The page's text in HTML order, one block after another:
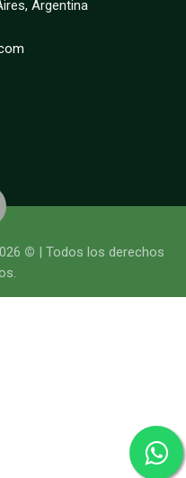
Argentina
© | Todos los derechos